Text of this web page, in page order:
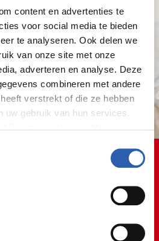
content en advertenties te
voor social media te bieden
te analyseren. Ook delen we
van onze site met onze
adverteren en analyse. Deze
combineren met andere
verstrekt of die ze hebben
uw gebruik van hun services.
die uw gegevens